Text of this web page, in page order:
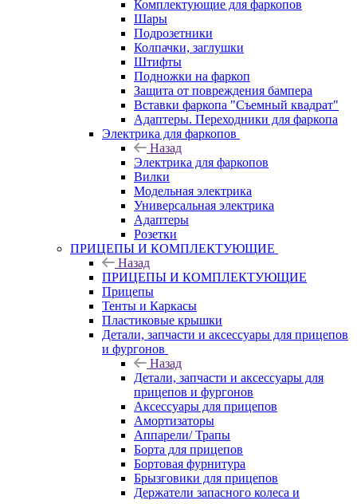
Комплектующие для фаркопов
Шары
Подрозетники
Колпачки, заглушки
Штифты
Подножки на фаркоп
Защита от повреждения бампера
Вставки фаркопа "Съемный квадрат"
Адаптеры. Переходники для фаркопа
Электрика для фаркопов
Назад
Электрика для фаркопов
Вилки
Модельная электрика
Универсальная электрика
Адаптеры
Розетки
ПРИЦЕПЫ И КОМПЛЕКТУЮЩИЕ
Назад
ПРИЦЕПЫ И КОМПЛЕКТУЮЩИЕ
Прицепы
Тенты и Каркасы
Пластиковые крышки
Детали, запчасти и аксессуары для прицепов
и фургонов
Назад
Детали, запчасти и аксессуары для
прицепов и фургонов
Аксессуары для прицепов
Амортизаторы
Аппарели/ Трапы
Борта для прицепов
Бортовая фурнитура
Брызговики для прицепов
Держатели запасного колеса и